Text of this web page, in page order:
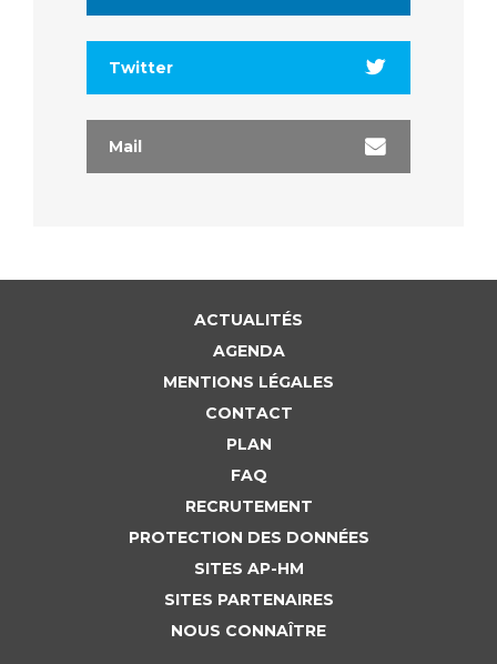
Twitter
Mail
ACTUALITÉS
AGENDA
MENTIONS LÉGALES
CONTACT
PLAN
FAQ
RECRUTEMENT
PROTECTION DES DONNÉES
SITES AP-HM
SITES PARTENAIRES
NOUS CONNAÎTRE